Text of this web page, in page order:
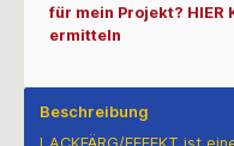
für mein Projekt? HIER
ermitteln
Beschreibung